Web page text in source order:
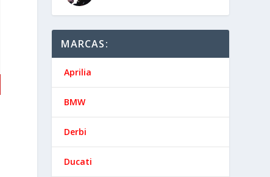
MARCAS:
Aprilia
BMW
Derbi
Ducati